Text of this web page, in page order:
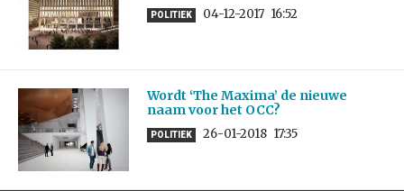
POLITIEK 04-12-2017 16:52
Wordt ‘The Maxima’ de nieuwe
naam voor het OCC?
POLITIEK 26-01-2018 17:35